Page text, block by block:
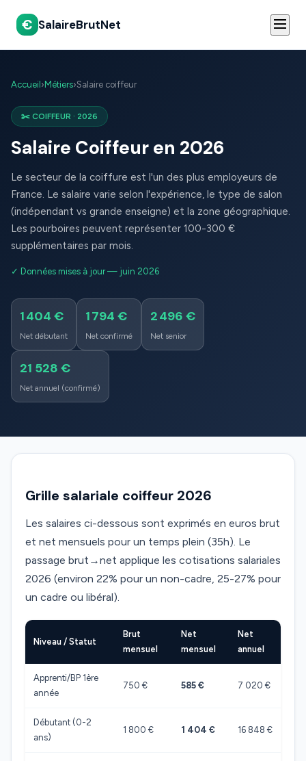
€ SalaireBrutNet
Accueil › Métiers›Salaire coiffeur
✂️ COIFFEUR · 2026
Salaire Coiffeur en 2026
Le secteur de la coiffure est l'un des plus employeurs de
France. Le salaire varie selon l'expérience, le type de salon
(indépendant vs grande enseigne) et la zone géographique.
Les pourboires peuvent représenter 100-300 €
supplémentaires par mois.
✓ Données mises à jour — juin 2026
1 404 €
Net débutant
1 794 €
Net confirmé
2 496 €
Net senior
21 528 €
Net annuel (confirmé)
Grille salariale coiffeur 2026
Les salaires ci-dessous sont exprimés en euros brut
et net mensuels pour un temps plein (35h). Le
passage brut→net applique les cotisations salariales
2026 (environ 22% pour un non-cadre, 25-27% pour
un cadre ou libéral).
Niveau / Statut
Brut
mensuel
Net
mensuel
Net
annuel
Apprenti/BP 1ère
année
750 € 585 € 7 020 €
Débutant (0-2
ans)
1 800 € 1 404 € 16 848 €